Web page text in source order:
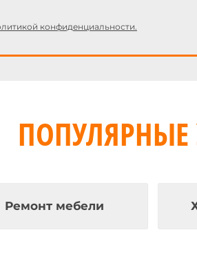
конфиденциальности.
ПОПУЛЯРНЫЕ
Ремонт мебели